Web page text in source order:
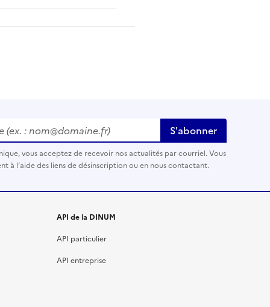
: nom@domaine.fr) S'abonner
vous acceptez de recevoir nos actualités par courriel. Vous
à l’aide des liens de désinscription ou en nous contactant.
API de la DINUM
API particulier
API entreprise